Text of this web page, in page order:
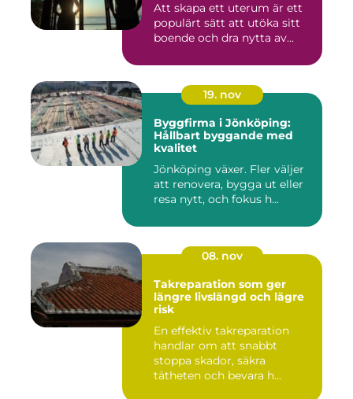
Att skapa ett uterum är ett
populärt sätt att utöka sitt
boende och dra nytta av...
19. nov
Byggfirma i Jönköping:
Hållbart byggande med
kvalitet
Jönköping växer. Fler väljer
att renovera, bygga ut eller
resa nytt, och fokus h...
08. nov
Takreparation som ger
längre livslängd och lägre
risk
En effektiv takreparation
handlar om att snabbt
stoppa skador, säkra
tätheten och bevara h...